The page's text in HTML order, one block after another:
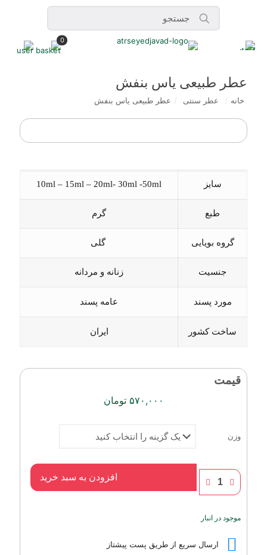
0
عطر طبیعی یاس بنفش
خانه / عطر سنتی / عطر طبیعی یاس بنفش
سایز 10ml – 15ml – 20ml- 30ml -50ml
طبع گرم
گروه بویایی گلی
جنسیت زنانه و مردانه
مورد پسند عامه پسند
ساخت کشور ایران
قیمت
۵۷۰,۰۰۰ تومان
وزن
عطر
طبیعی
یاس
عدد
افزودن به سبد خرید
موجود در انبار
ارسال سریع از طریق پست پیشتاز